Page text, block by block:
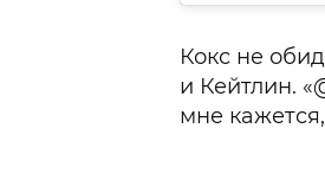
Кокс не
и Кейтлин.
мне